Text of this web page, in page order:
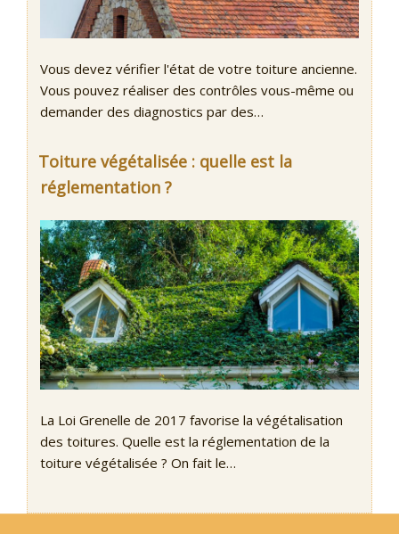
Vous devez vérifier l'état de votre toiture ancienne.
Vous pouvez réaliser des contrôles vous-même ou
demander des diagnostics par des…
Toiture végétalisée : quelle est la
réglementation ?
La Loi Grenelle de 2017 favorise la végétalisation
des toitures. Quelle est la réglementation de la
toiture végétalisée ? On fait le…